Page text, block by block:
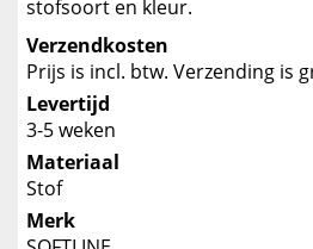
stofsoort en kleur.
Verzendkosten
Prijs is incl. btw. Verzending is
Levertijd
3-5 weken
Materiaal
Stof
Merk